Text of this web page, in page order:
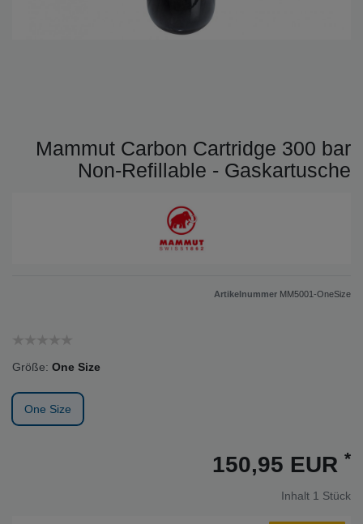
Mammut Carbon Cartridge 300 bar
Non-Refillable - Gaskartusche
Artikelnummer MM5001-OneSize
Größe: One Size
One Size
150,95 EUR *
Inhalt 1 Stück